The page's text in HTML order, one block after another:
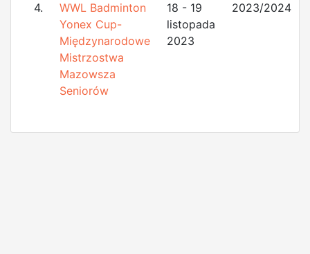
4.
WWL Badminton
Yonex Cup-
Międzynarodowe
Mistrzostwa
Mazowsza
Seniorów
18 - 19
listopada
2023
2023/2024